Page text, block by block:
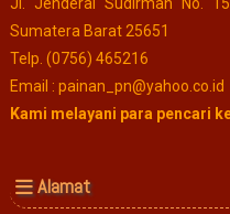
Sumatera Barat 25651
Telp. (0756) 465216
Email : painan_pn@yahoo.co.id
Kami melayani para pencari
Alamat